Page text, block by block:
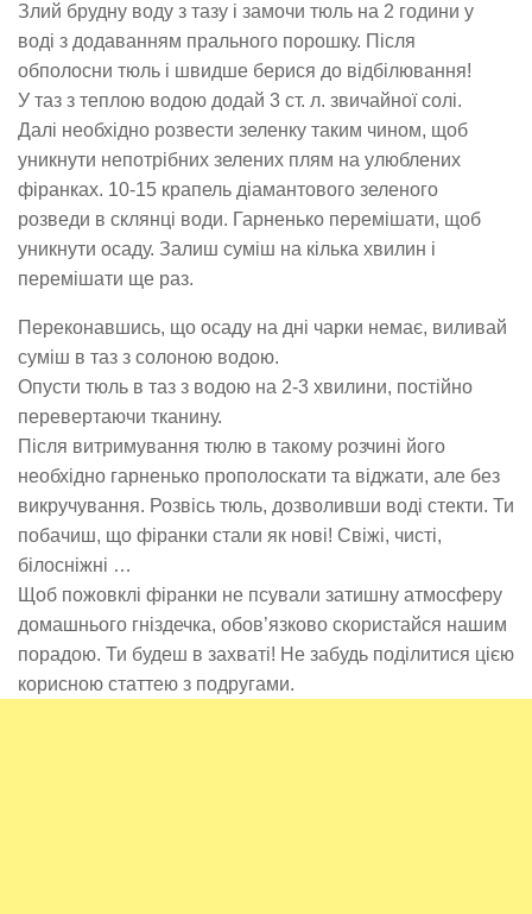
Злий брудну воду з тазу і замочи тюль на 2 години у
воді з додаванням прального порошку. Після
обполосни тюль і швидше берися до відбілювання!
У таз з теплою водою додай 3 ст. л. звичайної солі.
Далі необхідно розвести зеленку таким чином, щоб
уникнути непотрібних зелених плям на улюблених
фіранках. 10-15 крапель діамантового зеленого
розведи в склянці води. Гарненько перемішати, щоб
уникнути осаду. Залиш суміш на кілька хвилин і
перемішати ще раз.
Переконавшись, що осаду на дні чарки немає, виливай
суміш в таз з солоною водою.
Опусти тюль в таз з водою на 2-3 хвилини, постійно
перевертаючи тканину.
Після витримування тюлю в такому розчині його
необхідно гарненько прополоскати та віджати, але без
викручування. Розвісь тюль, дозволивши воді стекти. Ти
побачиш, що фіранки стали як нові! Свіжі, чисті,
білосніжні …
Щоб пожовклі фіранки не псували затишну атмосферу
домашнього гніздечка, обов’язково скористайся нашим
порадою. Ти будеш в захваті! Не забудь поділитися цією
корисною статтею з подругами.